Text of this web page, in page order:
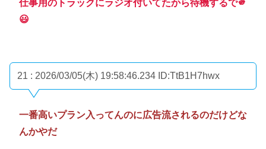
仕事用のトラックにラジオ付いてたから待機するで🫵
😃
21 : 2026/03/05(木) 19:58:46.234 ID:TtB1H7hwx
一番高いプラン入ってんのに広告流されるのだけどな
んかやだ